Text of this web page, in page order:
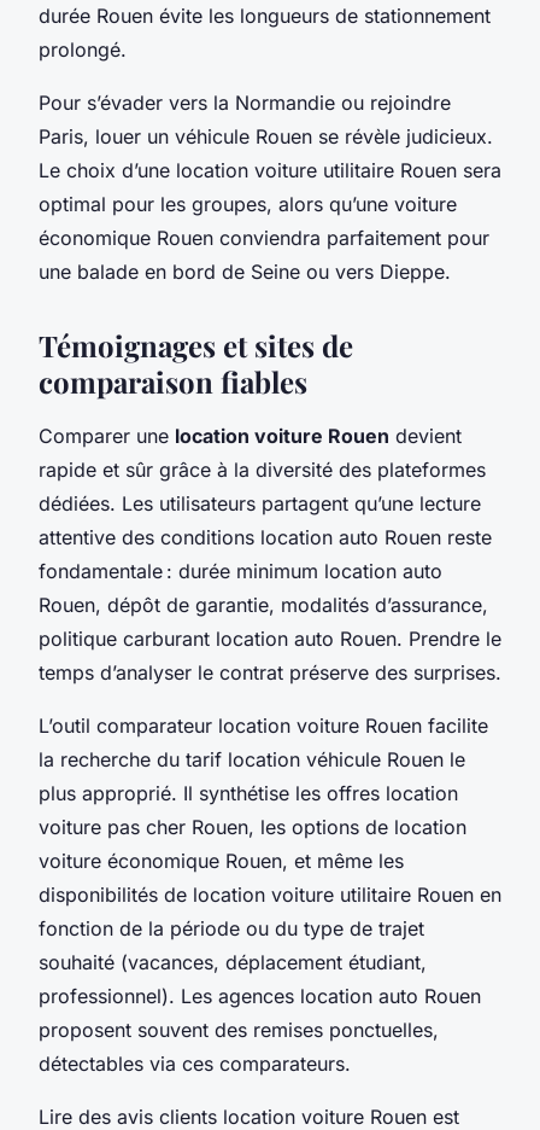
durée Rouen évite les longueurs de stationnement
prolongé.
Pour s’évader vers la Normandie ou rejoindre
Paris, louer un véhicule Rouen se révèle judicieux.
Le choix d’une location voiture utilitaire Rouen sera
optimal pour les groupes, alors qu’une voiture
économique Rouen conviendra parfaitement pour
une balade en bord de Seine ou vers Dieppe.
Témoignages et sites de
comparaison fiables
Comparer une location voiture Rouen devient
rapide et sûr grâce à la diversité des plateformes
dédiées. Les utilisateurs partagent qu’une lecture
attentive des conditions location auto Rouen reste
fondamentale : durée minimum location auto
Rouen, dépôt de garantie, modalités d’assurance,
politique carburant location auto Rouen. Prendre le
temps d’analyser le contrat préserve des surprises.
L’outil comparateur location voiture Rouen facilite
la recherche du tarif location véhicule Rouen le
plus approprié. Il synthétise les offres location
voiture pas cher Rouen, les options de location
voiture économique Rouen, et même les
disponibilités de location voiture utilitaire Rouen en
fonction de la période ou du type de trajet
souhaité (vacances, déplacement étudiant,
professionnel). Les agences location auto Rouen
proposent souvent des remises ponctuelles,
détectables via ces comparateurs.
Lire des avis clients location voiture Rouen est